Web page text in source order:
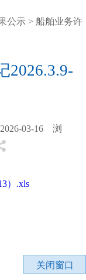
公示 > 船舶业务许
2026.3.9-
03-16 浏
）.xls
关闭窗口